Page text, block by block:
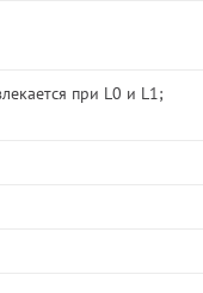
при L0 и L1;